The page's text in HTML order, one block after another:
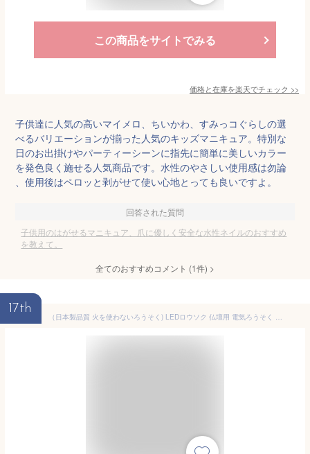
この商品をサイトでみる
価格と在庫を楽天でチェック >>
子供達に人気の高いマイメロ、ちいかわ、すみっコぐらしの選
べるバリエーションが揃った人気のキッズマニキュア。特別な
日のお出掛けやパーティーシーンに指先に簡単に美しいカラー
を発色良く施せる人気商品です。水性のやさしい使用感は勿論
、使用後はペロッと剥がせて使い心地とっても良いですよ。
回答された質問
子供用のはがせるマニキュア、爪に優しく安全な水性ネイルのおすすめ
を教えて。
全てのおすすめコメント (1件) >
17th
（日本製品質 火を使わないろうそく) LEDロウソク 仏壇用 電気ろうそく led ろうそく 電池式ろうそく 安全 仏壇用ledろうそく ブラウン 小 2本